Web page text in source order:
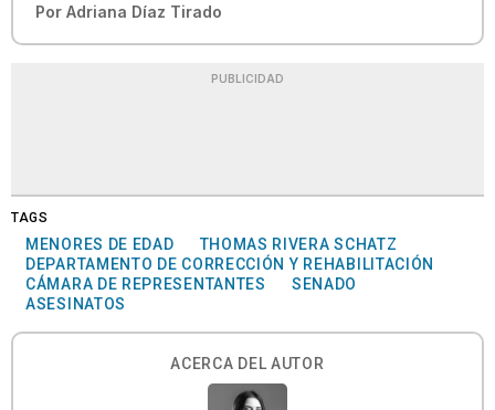
Por Adriana Díaz Tirado
PUBLICIDAD
TAGS
MENORES DE EDAD
THOMAS RIVERA SCHATZ
DEPARTAMENTO DE CORRECCIÓN Y REHABILITACIÓN
CÁMARA DE REPRESENTANTES
SENADO
ASESINATOS
ACERCA DEL AUTOR